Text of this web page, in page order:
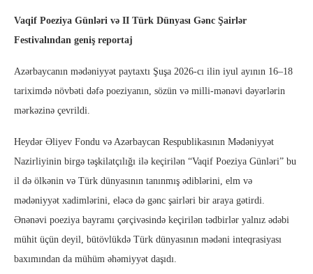
Vaqif Poeziya Günləri və II Türk Dünyası Gənc Şairlər
Festivalından geniş reportaj
Azərbaycanın mədəniyyət paytaxtı Şuşa 2026-cı ilin iyul ayının 16–18
tariximdə növbəti dəfə poeziyanın, sözün və milli-mənəvi dəyərlərin
mərkəzinə çevrildi.
Heydər Əliyev Fondu və Azərbaycan Respublikasının Mədəniyyət
Nazirliyinin birgə təşkilatçılığı ilə keçirilən “Vaqif Poeziya Günləri” bu
il də ölkənin və Türk dünyasının tanınmış ədiblərini, elm və
mədəniyyət xadimlərini, eləcə də gənc şairləri bir araya gətirdi.
Ənənəvi poeziya bayramı çərçivəsində keçirilən tədbirlər yalnız ədəbi
mühit üçün deyil, bütövlükdə Türk dünyasının mədəni inteqrasiyası
baxımından da mühüm əhəmiyyət daşıdı.